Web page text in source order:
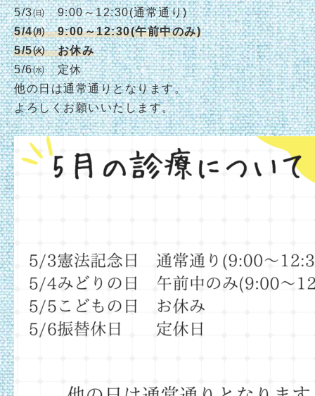
5/3㈰ 9:00～12:30(通常通り)
5/4㈪ 9:00～12:30(午前中のみ)
5/5㈫ お休み
5/6㈬ 定休
他の日は通常通りとなります。
よろしくお願いいたします。